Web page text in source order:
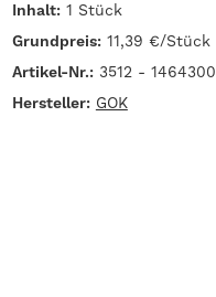
Inhalt:1 Stück
Grundpreis:11,39 €/Stück
Artikel-Nr.:3512 - 1464300
Hersteller: GOK